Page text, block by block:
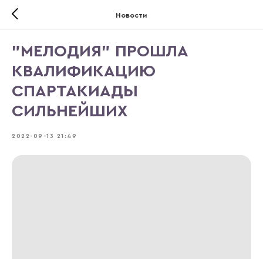
Новости
"МЕЛОДИЯ" ПРОШЛА
КВАЛИФИКАЦИЮ
СПАРТАКИАДЫ
СИЛЬНЕЙШИХ
2022-09-13 21:49